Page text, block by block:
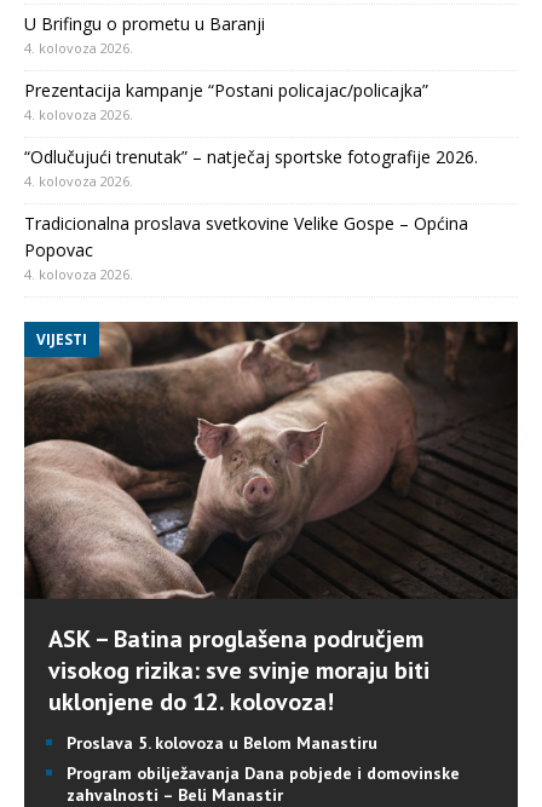
U Brifingu o prometu u Baranji
4. kolovoza 2026.
Prezentacija kampanje “Postani policajac/policajka”
4. kolovoza 2026.
“Odlučujući trenutak” – natječaj sportske fotografije 2026.
4. kolovoza 2026.
Tradicionalna proslava svetkovine Velike Gospe – Općina
Popovac
4. kolovoza 2026.
VIJESTI
ASK – Batina proglašena područjem
visokog rizika: sve svinje moraju biti
uklonjene do 12. kolovoza!
Proslava 5. kolovoza u Belom Manastiru
Program obilježavanja Dana pobjede i domovinske
zahvalnosti – Beli Manastir